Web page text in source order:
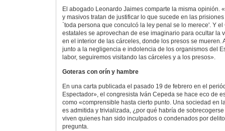
El abogado Leonardo Jaimes comparte la misma opinión.
y masivos tratan de justificar lo que sucede en las
`toda persona que conculcó la ley penal se lo merece'. Y
estatales se aprovechan de ese imaginario para ocultar la
en el interior de las cárceles, donde los presos se mueren.
junto a la negligencia e indolencia de los organismos del
labor, seguiremos visitando las cárceles y a los presos».
Goteras con orín y hambre
En una carta publicada el pasado 19 de febrero en el
Espectador», el congresista Iván Cepeda se hace eco de
como «comprensible hasta cierto punto. Una sociedad en
es admitida y trivializada, ¿por qué habría de
viven quienes han sido inculpados o condenados por
pregunta.